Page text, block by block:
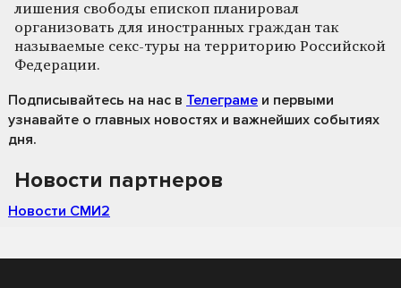
лишения свободы епископ планировал
организовать для иностранных граждан так
называемые секс-туры на территорию Российской
Федерации.
Подписывайтесь на нас в Телеграме и первыми
узнавайте о главных новостях и важнейших событиях
дня.
Новости партнеров
Новости СМИ2